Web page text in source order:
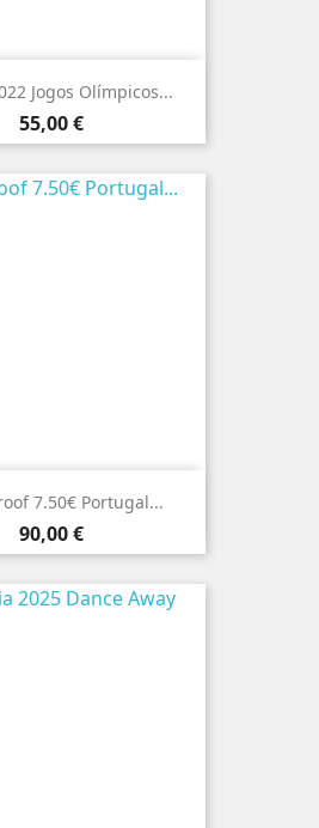
Jogos Olímpicos...
Preço
55,00 €
7.50€ Portugal...
Preço
90,00 €